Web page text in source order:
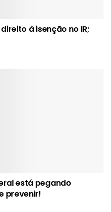
à isenção no IR;
está pegando
prevenir!